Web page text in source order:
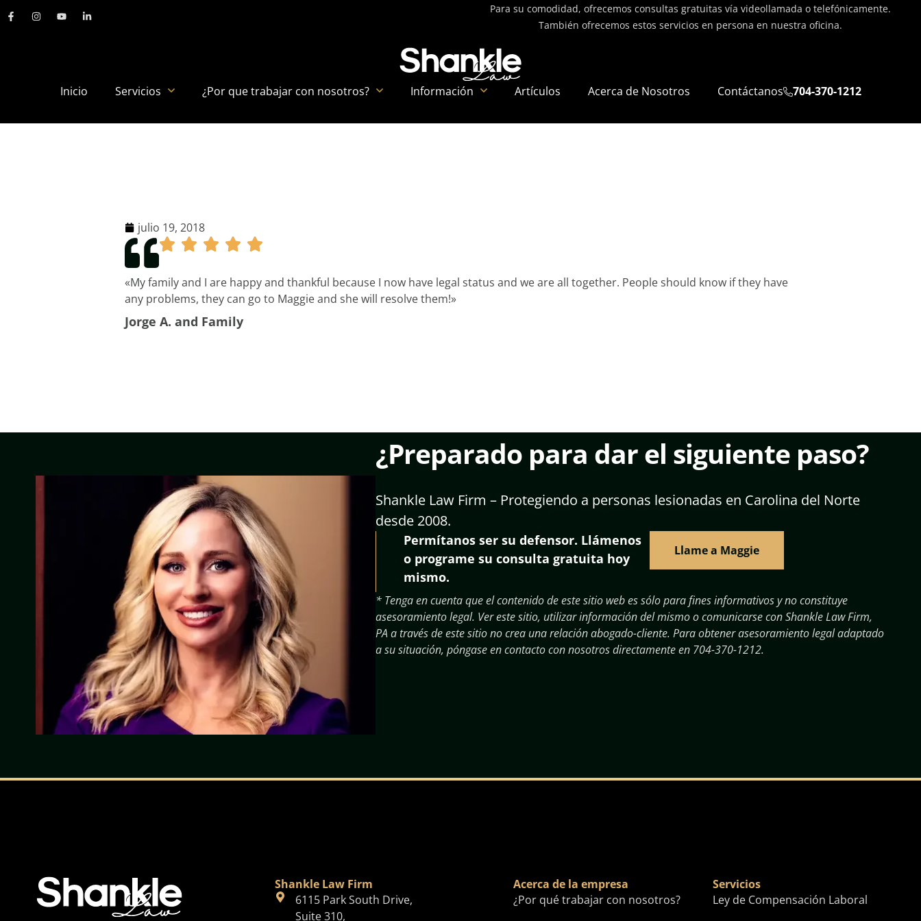
Para su comodidad, ofrecemos consultas gratuitas vía videollamada o telefónicamente.
También ofrecemos estos servicios en persona en nuestra oficina.
Inicio Servicios ¿Por que trabajar con nosotros? Información Artículos Acerca de Nosotros Contáctanos 704-370-1212
julio 19, 2018
«My family and I are happy and thankful because I now have legal status and we are all together. People should know if they have
any problems, they can go to Maggie and she will resolve them!»
Jorge A. and Family
¿Preparado para dar el siguiente paso?
Shankle Law Firm – Protegiendo a personas lesionadas en Carolina del Norte
desde 2008.
Permítanos ser su defensor. Llámenos
o programe su consulta gratuita hoy
mismo.
Llame a Maggie
* Tenga en cuenta que el contenido de este sitio web es sólo para fines informativos y no constituye
asesoramiento legal. Ver este sitio, utilizar información del mismo o comunicarse con Shankle Law Firm,
PA a través de este sitio no crea una relación abogado-cliente. Para obtener asesoramiento legal adaptado
a su situación, póngase en contacto con nosotros directamente en 704-370-1212.
Shankle Law Firm
6115 Park South Drive,
Suite 310,
Acerca de la empresa
¿Por qué trabajar con nosotros?
Servicios
Ley de Compensación Laboral